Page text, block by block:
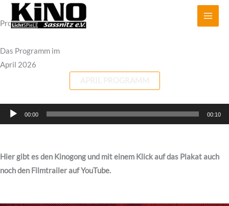
Zum
Inhalt
Programm
Das Programm im
April 2026
Audio-
Player
00:00 00:10
Hier gibt es den Kinogong und mit einem Klick auf das Plakat auch
noch den Filmtrailer auf YouTube.